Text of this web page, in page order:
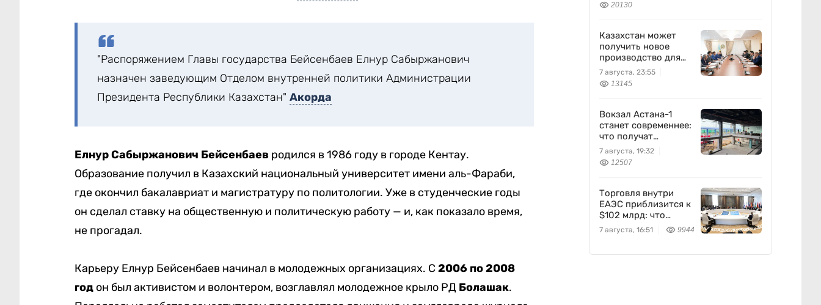
"Распоряжением Главы государства Бейсенбаев Елнур Сабыржанович
назначен заведующим Отделом внутренней политики Администрации
Президента Республики Казахстан" Акорда
Елнур Сабыржанович Бейсенбаев родился в 1986 году в городе Кентау.
Образование получил в Казахский национальный университет имени аль-Фараби,
где окончил бакалавриат и магистратуру по политологии. Уже в студенческие годы
он сделал ставку на общественную и политическую работу — и, как показало время,
не прогадал.
Карьеру Елнур Бейсенбаев начинал в молодежных организациях. С 2006 по 2008
годон был активистом и волонтером, возглавлял молодежное крыло РД Болашак.
20130
Казахстан может
получить новое
производство для
химпрома и
энергетики
7 августа, 23:55
13145
Вокзал Астана-1
станет современнее:
что получат
пассажиры
7 августа, 19:32
12507
Торговля внутри
ЕАЭС приблизится к
$102 млрд: что
предложил
Казахстан
7 августа, 16:51 9944